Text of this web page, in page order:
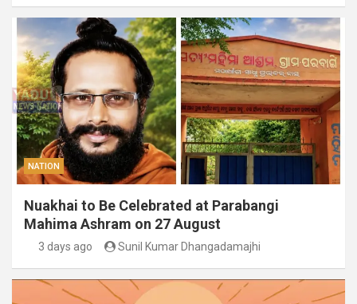
NATION
Nuakhai to Be Celebrated at Parabangi
Mahima Ashram on 27 August
3 days ago Sunil Kumar Dhangadamajhi